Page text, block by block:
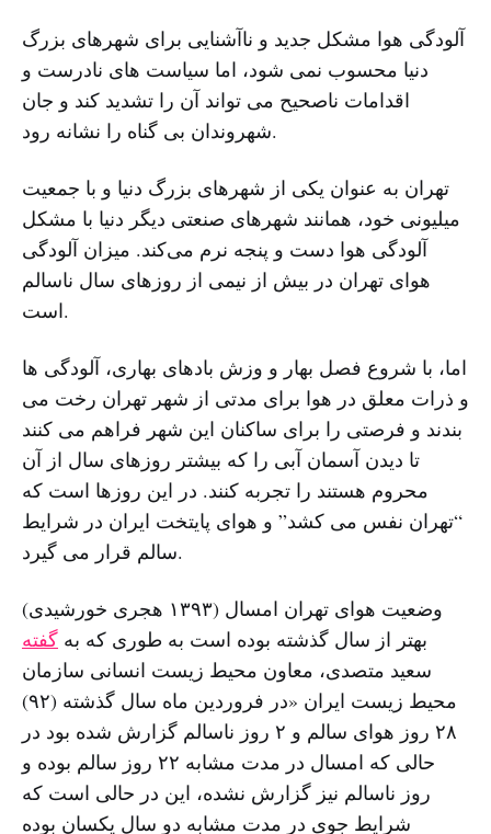
آلودگی هوا مشکل جدید و ناآشنایی برای شهرهای بزرگ
دنیا محسوب نمی شود، اما سیاست های نادرست و
اقدامات ناصحیح می تواند آن را تشدید کند و جان
شهروندان بی گناه را نشانه رود.
تهران به عنوان یکی از شهرهای بزرگ دنیا و با جمعیت
میلیونی خود، همانند شهرهای صنعتی دیگر دنیا با مشکل
آلودگی هوا دست و پنجه نرم می‌کند. میزان آلودگی
هوای تهران در بیش از نیمی از روزهای سال ناسالم
است.
اما، با شروع فصل بهار و وزش بادهای بهاری، آلودگی ها
و ذرات معلق در هوا برای مدتی از شهر تهران رخت می
بندند و فرصتی را برای ساکنان این شهر فراهم می کنند
تا دیدن آسمان آبی را که بیشتر روزهای سال از آن
محروم هستند را تجربه کنند. در این روزها است که
“تهران نفس می کشد” و هوای پایتخت ایران در شرایط
سالم قرار می گیرد.
وضعیت هوای تهران امسال (۱۳۹۳ هجری خورشیدی)
بهتر از سال گذشته بوده است به طوری که به گفته
سعید متصدی، معاون محیط زیست انسانی سازمان
محیط زیست ایران «در فروردین ماه سال گذشته (۹۲)
۲۸ روز هوای سالم و ۲ روز ناسالم گزارش شده بود در
حالی که امسال در مدت مشابه ۲۲ روز سالم بوده و
روز ناسالم نیز گزارش نشده، این در حالی است که
شرایط جوی در مدت مشابه دو سال یکسان بوده